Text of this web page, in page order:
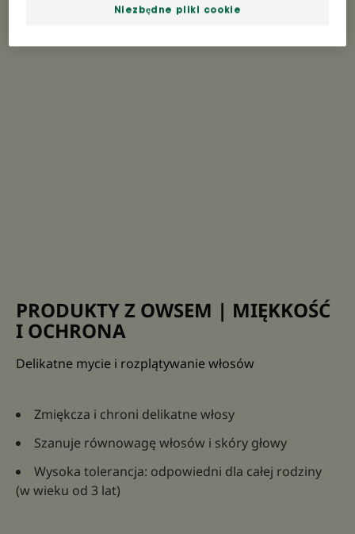
PRODUKTY Z OWSEM | MIĘKKOŚĆ
I OCHRONA
Delikatne mycie i rozplątywanie włosów
Zmiękcza i chroni delikatne włosy
Szanuje równowagę włosów i skóry głowy
Wysoka tolerancja: odpowiedni dla całej rodziny
(w wieku od 3 lat)
Niezbędne pliki cookie